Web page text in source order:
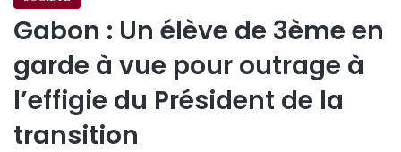
Gabon : Un élève de 3ème en
garde à vue pour outrage à
l’effigie du Président de la
transition